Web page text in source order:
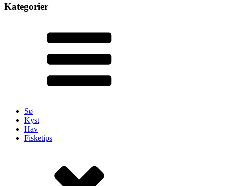
Kategorier
Sø
Kyst
Hav
Fisketips